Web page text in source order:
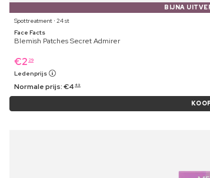
BIJNA
Spottreatment ⋅ 24 st
Face Facts
Blemish Patches Secret Admirer
€2 29
Ledenprijs
Normale prijs:€4 49